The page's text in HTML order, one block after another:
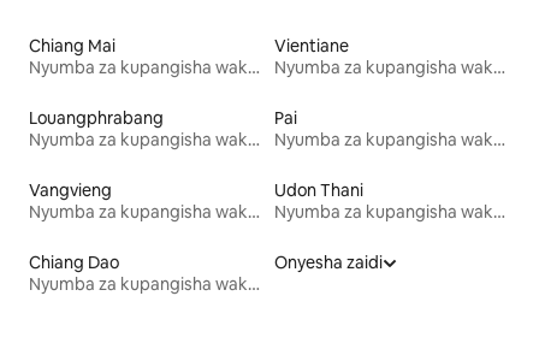
Chiang Mai
Nyumba za kupangisha wakati wa likizo
Vientiane
Nyumba za kupangisha wakati wa likizo
Louangphrabang
Nyumba za kupangisha wakati wa likizo
Pai
Nyumba za kupangisha wakati wa likizo
Vangvieng
Nyumba za kupangisha wakati wa likizo
Udon Thani
Nyumba za kupangisha wakati wa likizo
Chiang Dao
Nyumba za kupangisha wakati wa likizo
Onyesha zaidi